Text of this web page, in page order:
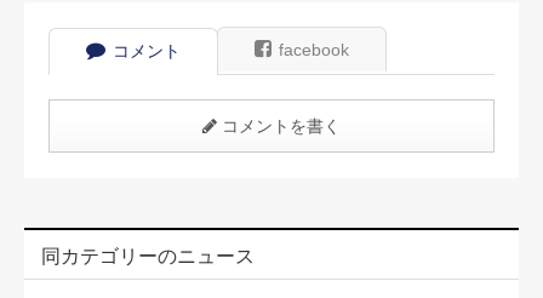
コメント facebook
コメントを書く
同カテゴリーのニュース